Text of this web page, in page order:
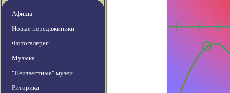
Афиша
Новые передвжиники
Фотогалерея
Музыка
"Неизвестные" музеи
Риторика